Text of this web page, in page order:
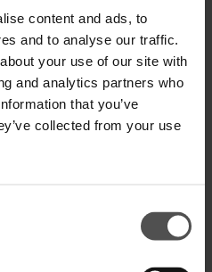
content and ads, to
and to analyse our traffic.
your use of our site with
and analytics partners who
that you’ve
collected from your use